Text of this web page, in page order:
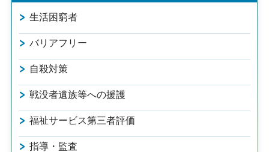
生活困窮者
バリアフリー
自殺対策
戦没者遺族等への援護
福祉サービス第三者評価
指導・監査